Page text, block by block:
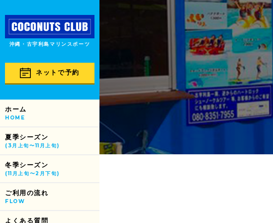
沖縄・古宇利島マリンスポーツ
ネットで予約
ホーム
HOME
夏季シーズン
(3月上旬〜11月上旬)
冬季シーズン
(11月上旬〜2月下旬)
ご利用の流れ
FLOW
よくある質問